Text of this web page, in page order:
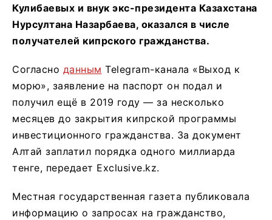
Кулибаевых и внук экс-президента Казахстана
Нурсултана Назарбаева, оказался в числе
получателей кипрского гражданства.
Согласно данным Telegram-канала «Выход к
морю», заявление на паспорт он подал и
получил ещё в 2019 году — за несколько
месяцев до закрытия кипрской программы
инвестиционного гражданства. За документ
Алтай заплатил порядка одного миллиарда
тенге, передает Exclusive.kz.
Местная государственная газета публиковала
информацию о запросах на гражданство,